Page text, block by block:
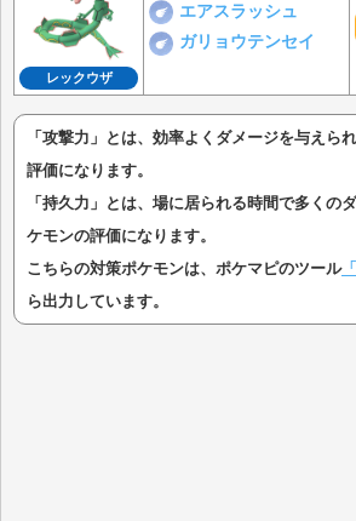
レックウザ
エアスラッシュ
ガリョウテンセイ
「攻撃力」とは、効率よくダメージを与えら
評価になります。
「持久力」とは、場に居られる時間で多くの
ケモンの評価になります。
こちらの対策ポケモンは、ポケマピのツール
ら出力しています。